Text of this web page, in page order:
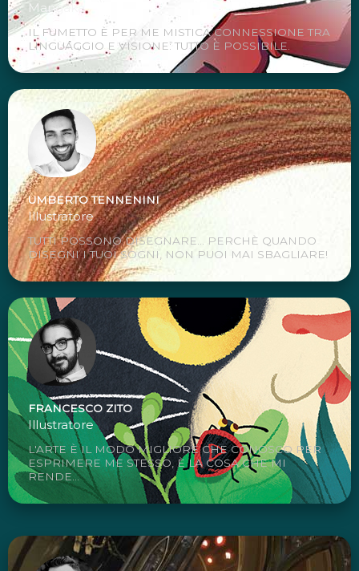
Mangaka
IL FUMETTO È PER ME MISTICA CONNESSIONE TRA
LINGUAGGIO E VISIONE: TUTTO È POSSIBILE.
UMBERTO TENNENINI
Illustratore
TUTTI POSSONO DISEGNARE... PERCHÈ QUANDO
DISEGNI I TUOI SOGNI, NON PUOI MAI SBAGLIARE!
FRANCESCO ZITO
Illustratore
L'ARTE È IL MODO MIGLIORE CHE CONOSCO PER
ESPRIMERE ME STESSO, È LA COSA CHE MI
RENDE...